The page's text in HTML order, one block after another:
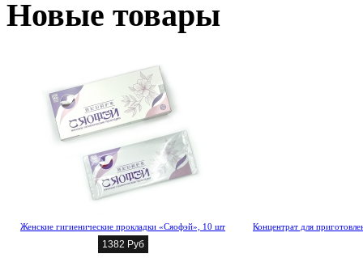
Новые товары
Женские гигиенические прокладки «Сяофэй», 10 шт
1382 Руб
Концентрат для